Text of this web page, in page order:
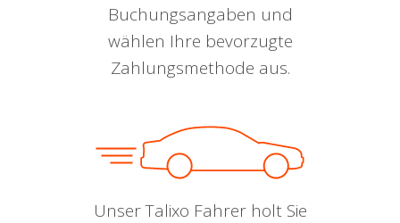
Buchungsangaben und
wählen Ihre bevorzugte
Zahlungsmethode aus.
Unser Talixo Fahrer holt Sie